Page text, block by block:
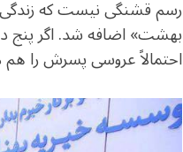
رسم قشنگی نیست که زندگی
بهشت» اضافه شد. اگر پنج
احتمالاً عروسی پسرش را